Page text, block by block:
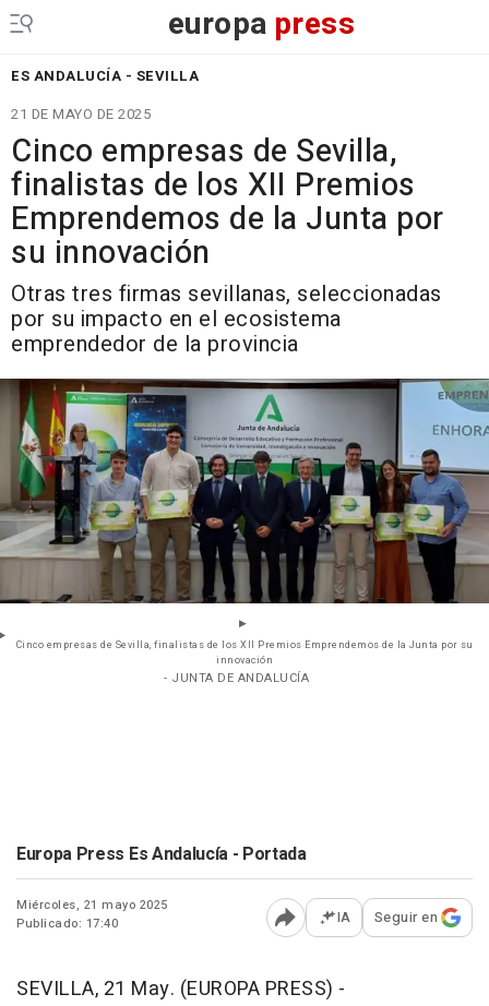
europa press
ES ANDALUCÍA - SEVILLA
21 DE MAYO DE 2025
Cinco empresas de Sevilla,
finalistas de los XII Premios
Emprendemos de la Junta por
su innovación
Otras tres firmas sevillanas, seleccionadas
por su impacto en el ecosistema
emprendedor de la provincia
Cinco empresas de Sevilla, finalistas de los XII Premios Emprendemos de la Junta por su
innovación
- JUNTA DE ANDALUCÍA
Europa Press Es Andalucía - Portada
Miércoles, 21 mayo 2025
Publicado: 17:40
Abrir opciones para
IA Seguir en
SEVILLA, 21 May. (EUROPA PRESS) -